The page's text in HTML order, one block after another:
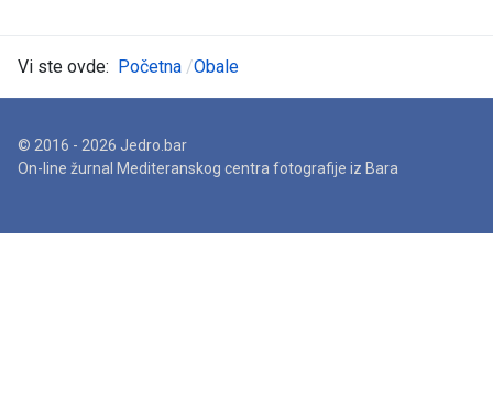
Vi ste ovde: Početna Obale
© 2016 - 2026 Jedro.bar
On-line žurnal Mediteranskog centra fotografije iz Bara